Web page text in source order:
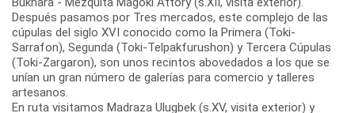
Después pasamos por Tres mercados, este complejo de las
cúpulas del siglo XVI conocido como la Primera (Toki-
Sarrafon), Segunda (Toki-Telpakfurushon) y Tercera Cúpulas
(Toki-Zargaron), son unos recintos abovedados a los que se
unían un gran número de galerías para comercio y talleres
artesanos.
En ruta visitamos Madraza Ulugbek (s.XV, visita exterior) y